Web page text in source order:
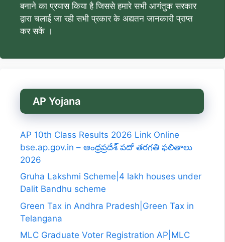
बनाने का प्रयास किया है जिससे हमारे सभी आगंतुक सरकार
द्वारा चलाई जा रही सभी प्रकार के अद्यतन जानकारी प्राप्त
कर सकें ।
AP Yojana
AP 10th Class Results 2026 Link Online
bse.ap.gov.in – ఆంధ్రప్రదేశ్ పదో తరగతి ఫలితాలు
2026
Gruha Lakshmi Scheme|4 lakh houses under
Dalit Bandhu scheme
Green Tax in Andhra Pradesh|Green Tax in
Telangana
MLC Graduate Voter Registration AP|MLC